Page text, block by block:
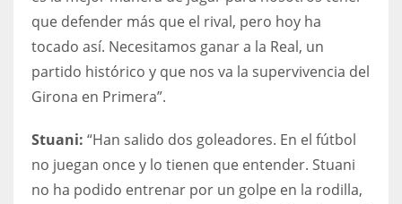
que defender más que el rival, pero hoy ha
tocado así. Necesitamos ganar a la Real, un
partido histórico y que nos va la supervivencia del
Girona en Primera”.
Stuani: “Han salido dos goleadores. En el fútbol
no juegan once y lo tienen que entender. Stuani
no ha podido entrenar por un golpe en la rodilla,